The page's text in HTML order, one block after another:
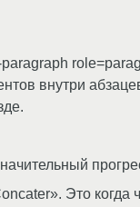
внутри
Это когда